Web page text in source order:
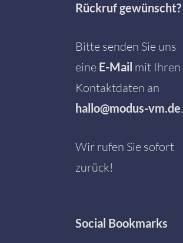
Rückruf gewünscht?
Bitte senden Sie uns
eine E-Mail mit Ihren
Kontaktdaten an
hallo@modus-vm.de.
Wir rufen Sie sofort
zurück!
Social Bookmarks